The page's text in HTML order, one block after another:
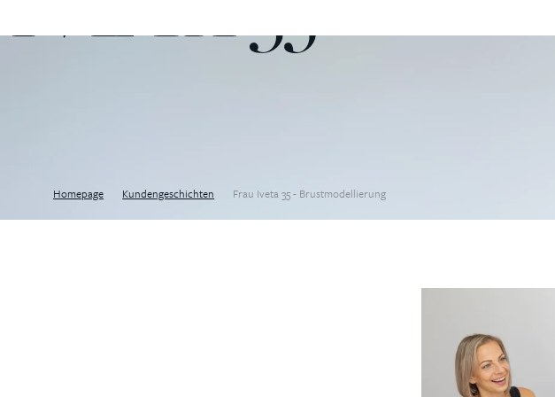
Homepage Kundengeschichten Frau Iveta 35 - Brustmodellierung